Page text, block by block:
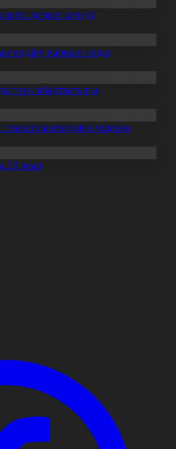
дамып келеді
өндіру қарқын алды
сабақтастығы
мұқтаж
20 жыл